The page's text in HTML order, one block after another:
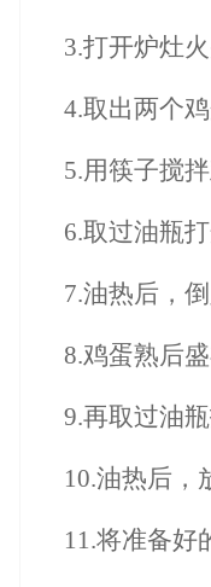
3.打开炉灶
4.取出两个
5.用筷子搅
6.取过油瓶
7.油热后，
8.鸡蛋熟后
9.再取过油
10.油热后，
11.将准备好